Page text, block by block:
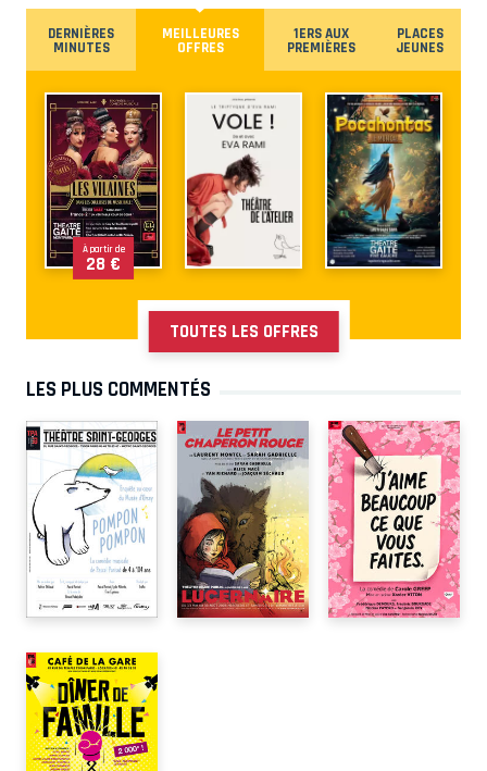
DERNIÈRES
MINUTES
MEILLEURES
OFFRES
1ERS AUX
PREMIÈRES
PLACES
JEUNES
À partir de
28 €
TOUTES LES OFFRES
LES PLUS COMMENTÉS